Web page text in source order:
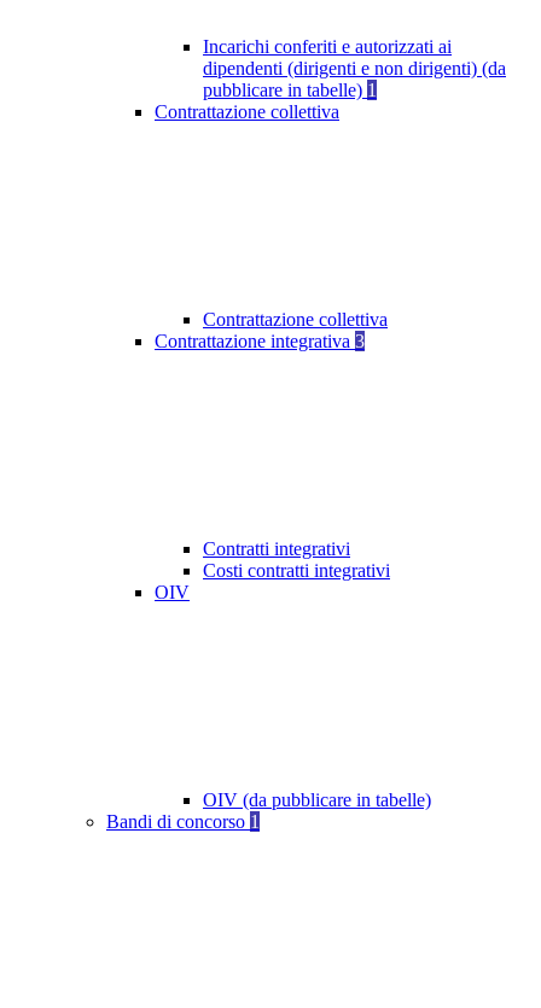
Incarichi conferiti e autorizzati ai
dipendenti (dirigenti e non dirigenti) (da
pubblicare in tabelle) 1
Contrattazione collettiva
Contrattazione collettiva
Contrattazione integrativa 3
Contratti integrativi
Costi contratti integrativi
OIV
OIV (da pubblicare in tabelle)
Bandi di concorso 1